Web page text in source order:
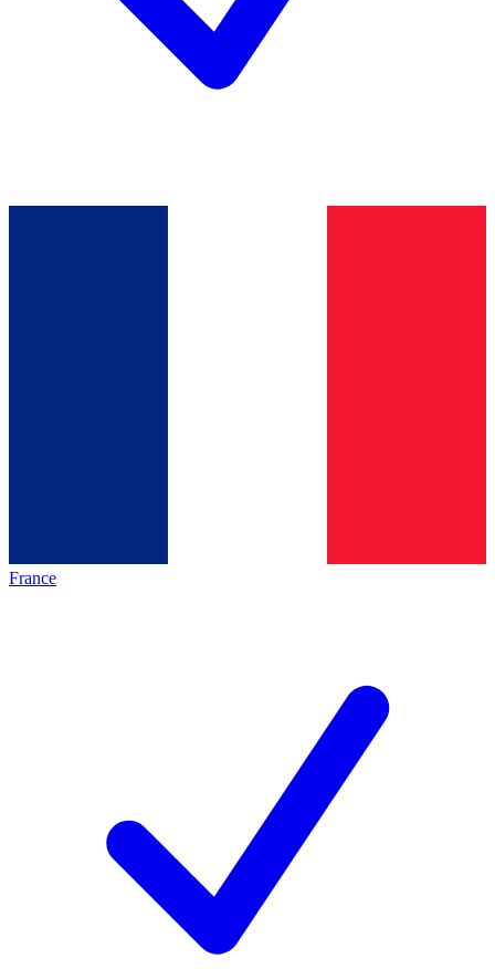
France